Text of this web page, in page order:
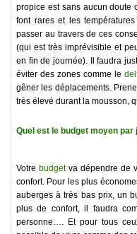
propice est sans aucun doute
font rares et les
passer au travers de ces
(qui est très imprévisible et
en fin de journée). Il faudra
éviter des zones comme le
gêner les déplacements.
très élevé durant la mousson,
Quel est le budget moyen par
Votre budgetva dépendre de
confort. Pour les plus
auberges à très bas prix, un
plus de confort, il faudra
personne…. Et pour tous